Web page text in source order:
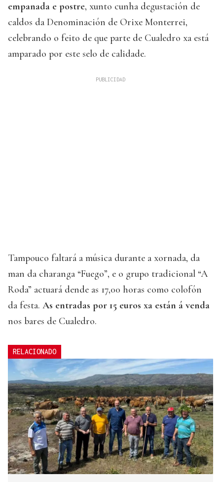
empanada e postre, xunto cunha degustación de
caldos da Denominación de Orixe Monterrei,
celebrando o feito de que parte de Cualedro xa está
amparado por este selo de calidade.
Tampouco faltará a música durante a xornada, da
man da charanga “Fuego”, e o grupo tradicional “A
Roda” actuará dende as 17,00 horas como colofón
da festa. As entradas por 15 euros xa están á venda
nos bares de Cualedro.
RELACIONADO